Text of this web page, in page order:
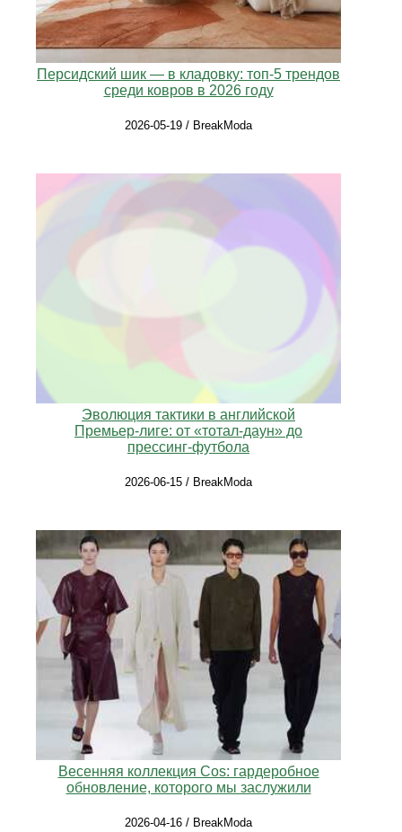
Персидский шик — в кладовку: топ-5 трендов
среди ковров в 2026 году
2026-05-19 / BreakModa
Эволюция тактики в английской
Премьер‑лиге: от «тотал‑даун» до
прессинг‑футбола
2026-06-15 / BreakModa
Весенняя коллекция Cos: гардеробное
обновление, которого мы заслужили
2026-04-16 / BreakModa